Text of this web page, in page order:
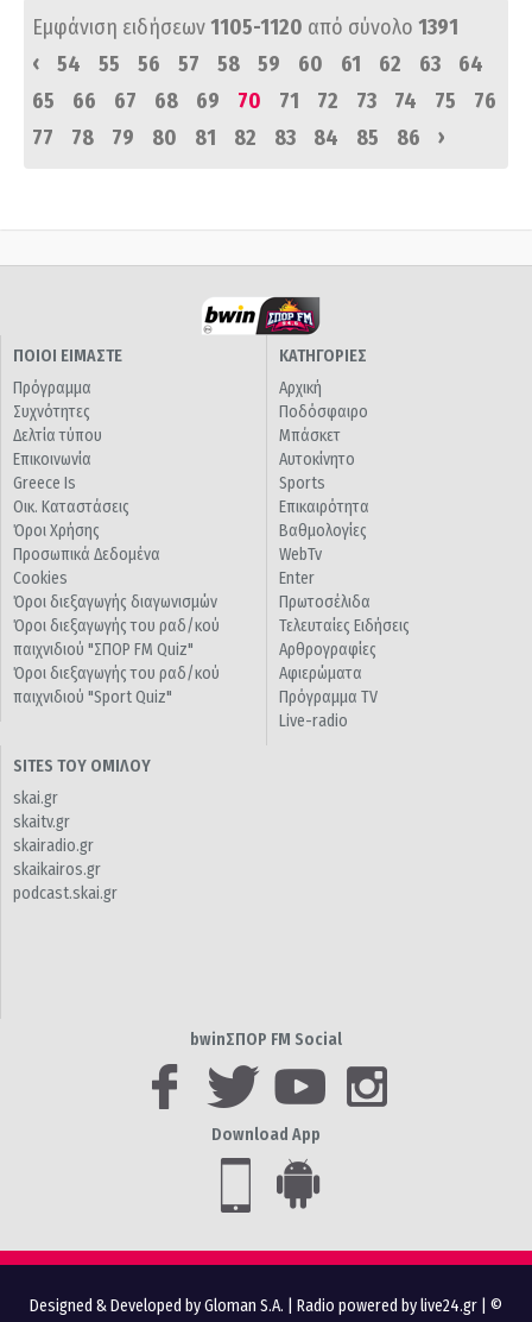
Εμφάνιση ειδήσεων1105-1120 από σύνολο 1391
‹
54 55 56 57 58 59 60 61 62 63
64
65
66 67 68 69 70 71 72 73 74 75
76
77
78 79 80 81 82 83 84 85 86 ›
ΠΟΙΟΙ ΕΙΜΑΣΤΕ
Πρόγραμμα
Συχνότητες
Δελτία τύπου
Επικοινωνία
Greece Is
Οικ. Καταστάσεις
Όροι Χρήσης
Προσωπικά Δεδομένα
Cookies
Όροι διεξαγωγής διαγωνισμών
Όροι διεξαγωγής του ραδ/κού
παιχνιδιού "ΣΠΟΡ FM Quiz"
Όροι διεξαγωγής του ραδ/κού
παιχνιδιού "Sport Quiz"
ΚΑΤΗΓΟΡΙΕΣ
Αρχική
Ποδόσφαιρο
Μπάσκετ
Αυτοκίνητο
Sports
Επικαιρότητα
Βαθμολογίες
WebTv
Enter
Πρωτοσέλιδα
Τελευταίες Ειδήσεις
Αρθρογραφίες
Αφιερώματα
Πρόγραμμα TV
Live-radio
SITES ΤΟΥ ΟΜΙΛΟΥ
skai.gr
skaitv.gr
skairadio.gr
skaikairos.gr
podcast.skai.gr
bwinΣΠΟΡ FM Social
Download App
Designed & Developed by Gloman S.A. Radio powered by live24.gr | ©